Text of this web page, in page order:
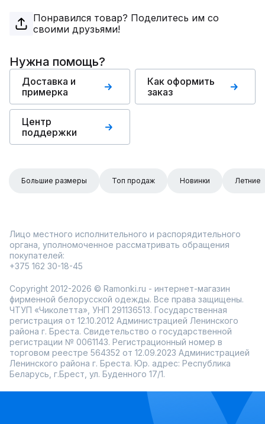
Понравился товар? Поделитесь им со
своими друзьями!
Нужна помощь?
Доставка и
примерка
Как оформить
заказ
Центр
поддержки
Большие размеры Топ продаж Новинки Летние
Лицо местного исполнительного и распорядительного
органа, уполномоченное рассматривать обращения
покупателей:
+375 162 30-18-45
Copyright 2012-2026 © Ramonki.ru - интернет-магазин
фирменной белорусской одежды. Все права защищены.
ЧТУП «Чиколетта», УНП 291136513. Государственная
регистрация от 12.10.2012 Администрацией Ленинского
района г. Бреста. Свидетельство о государственной
регистрации № 0061143. Регистрационный номер в
торговом реестре 564352 от 12.09.2023 Администрацией
Ленинского района г. Бреста. Юр. адрес: Республика
Беларусь, г.Брест, ул. Буденного 17/1.